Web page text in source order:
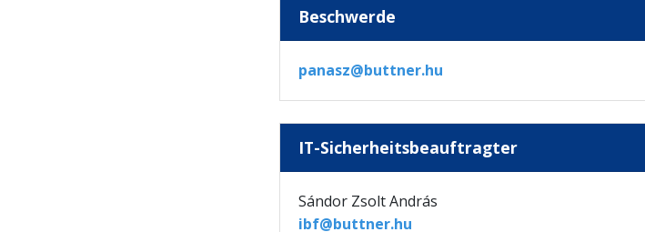
Beschwerde
panasz@buttner.hu
IT-Sicherheitsbeauftragter
Sándor Zsolt András
ibf@buttner.hu